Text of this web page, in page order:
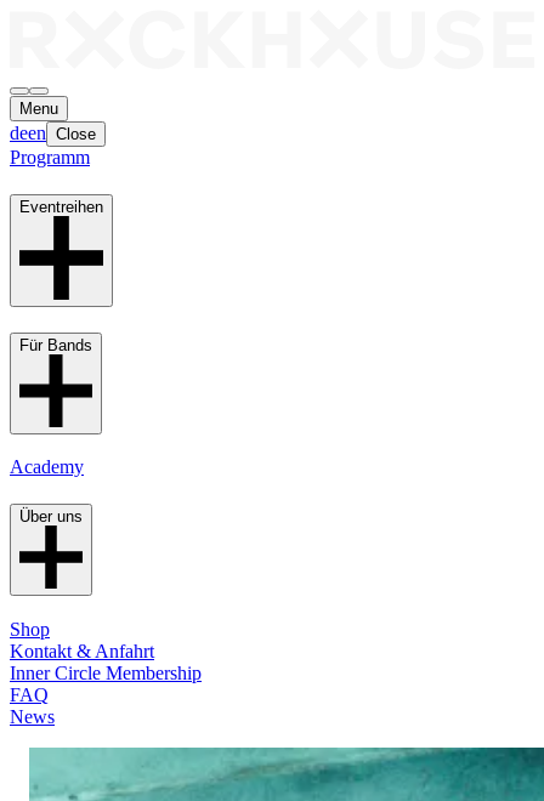
Menu
deen Close
Programm
Eventreihen
Für Bands
Academy
Über uns
Shop
Kontakt & Anfahrt
Inner Circle Membership
FAQ
News